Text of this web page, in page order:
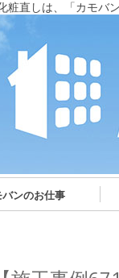
粧直しは、「カモバ
バンのお仕事